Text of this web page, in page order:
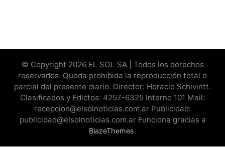
© Copyright 2026 EL SOL SA | Todos los derechos
reservados. Queda prohibida la reproducción total o
parcial del presente diario. Director: Horacio Schivintt.
Clasificados y Edictos: 4257-6325 Interno 101 Mail:
recepcion@elsolnoticias.com.ar Publicidad:
publicidad@elsolnoticias.com.ar Funciona gracias a
BlazeThemes.